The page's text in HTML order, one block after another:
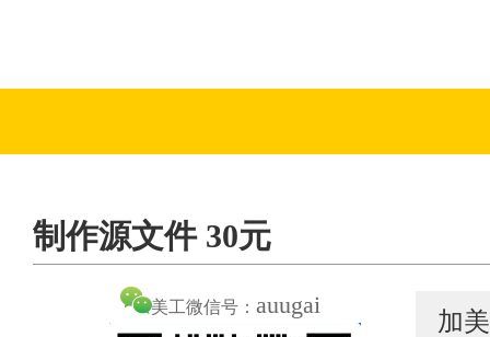
制作源文件 30元
美工微信号： auugai
加